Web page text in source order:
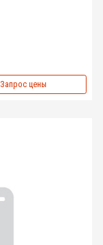
Запрос цены